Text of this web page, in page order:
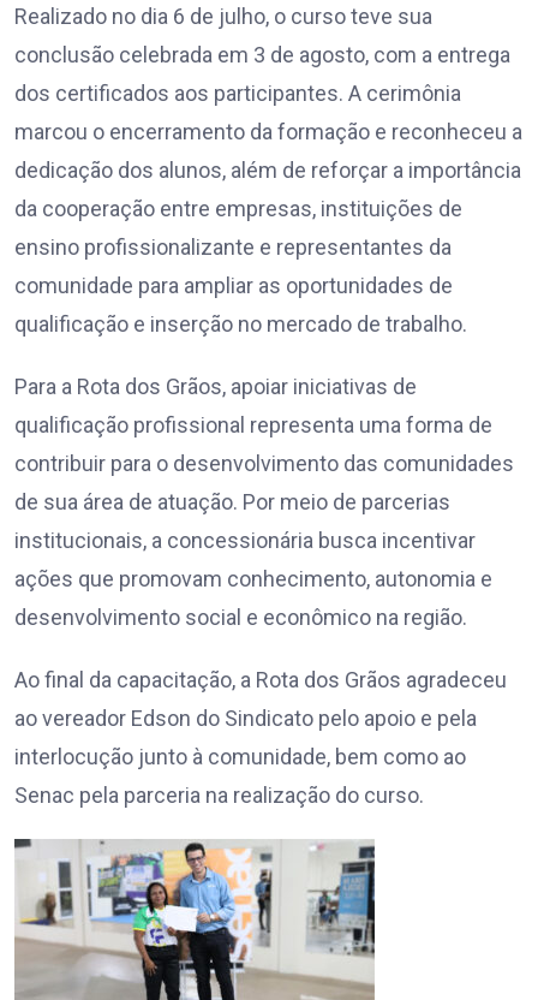
Realizado no dia 6 de julho, o curso teve sua
conclusão celebrada em 3 de agosto, com a entrega
dos certificados aos participantes. A cerimônia
marcou o encerramento da formação e reconheceu a
dedicação dos alunos, além de reforçar a importância
da cooperação entre empresas, instituições de
ensino profissionalizante e representantes da
comunidade para ampliar as oportunidades de
qualificação e inserção no mercado de trabalho.
Para a Rota dos Grãos, apoiar iniciativas de
qualificação profissional representa uma forma de
contribuir para o desenvolvimento das comunidades
de sua área de atuação. Por meio de parcerias
institucionais, a concessionária busca incentivar
ações que promovam conhecimento, autonomia e
desenvolvimento social e econômico na região.
Ao final da capacitação, a Rota dos Grãos agradeceu
ao vereador Edson do Sindicato pelo apoio e pela
interlocução junto à comunidade, bem como ao
Senac pela parceria na realização do curso.